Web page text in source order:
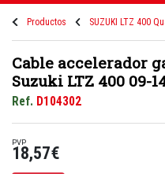
Productos SUZUKI LTZ 400
Cable accelerador
Suzuki LTZ 400 09-
Ref. D104302
PVP
18,57€